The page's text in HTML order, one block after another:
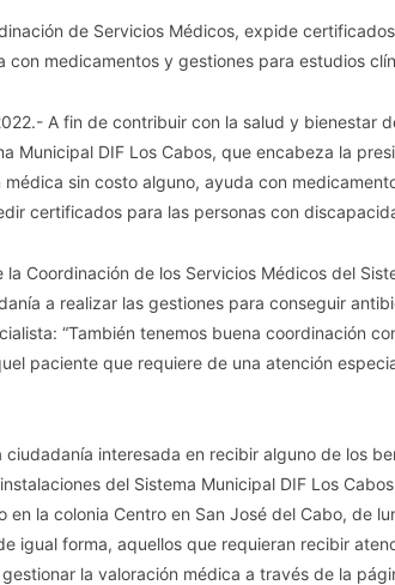
de Servicios Médicos, expide
con medicamentos y gestiones para estudios
A fin de contribuir con la salud y bienestar
Municipal DIF Los Cabos, que encabeza la
sin costo alguno, ayuda con
certificados para las personas con
Coordinación de los Servicios Médicos del
a realizar las gestiones para conseguir
“También tenemos buena coordinación
paciente que requiere de una atención
ciudadanía interesada en recibir alguno de los
del Sistema Municipal DIF Los
en la colonia Centro en San José del Cabo, de
igual forma, aquellos que requieran recibir
la valoración médica a través de la